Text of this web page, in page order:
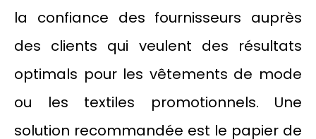
la confiance des fournisseurs auprès
des clients qui veulent des résultats
optimals pour les vêtements de mode
ou les textiles promotionnels. Une
solution recommandée est le papier de